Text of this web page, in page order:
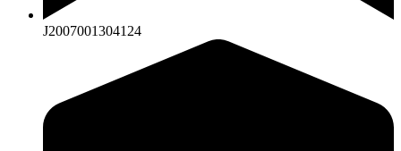
J2007001304124